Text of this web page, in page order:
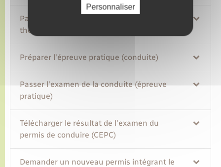
Passer l'examen du code (épreuve
théorique)
Préparer l'épreuve pratique (conduite)
Passer l'examen de la conduite (épreuve
pratique)
Télécharger le résultat de l'examen du
permis de conduire (CEPC)
Demander un nouveau permis intégrant le
Personnaliser